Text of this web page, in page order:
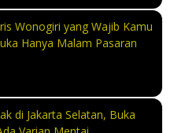
Wonogiri yang Wajib Kamu
Hanya Malam Pasaran
di Jakarta Selatan, Buka